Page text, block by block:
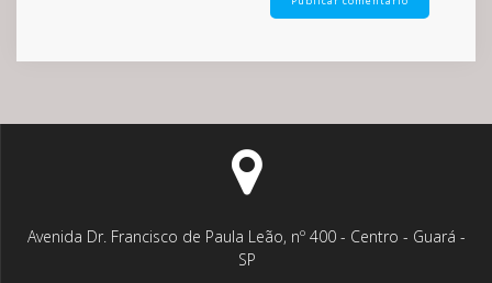
Avenida Dr. Francisco de Paula Leão, nº 400 - Centro - Guará -
SP